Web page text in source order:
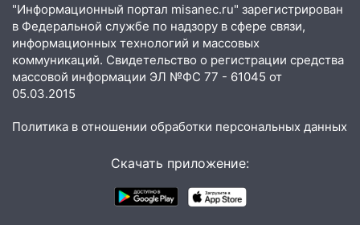
поддержать «Симбирскую чебурашку»
на фестивале «ФормАРТ»
18:11 Ульяновская область стала
пилотным регионом проекта
«Культурное долголетие»
17:23
Прогноз погоды в Ульяновской
В реанимацию Ульяновской
областной больницы поступили шесть
новых аппаратов ИВЛ
"Информационный портал misanec.ru" зарегистрирован
в Федеральной службе по надзору в сфере связи,
информационных технологий и массовых
коммуникаций. Свидетельство о регистрации средства
массовой информации ЭЛ №ФС 77 - 61045 от
05.03.2015
Политика в отношении обработки персональных данных
Скачать приложение: